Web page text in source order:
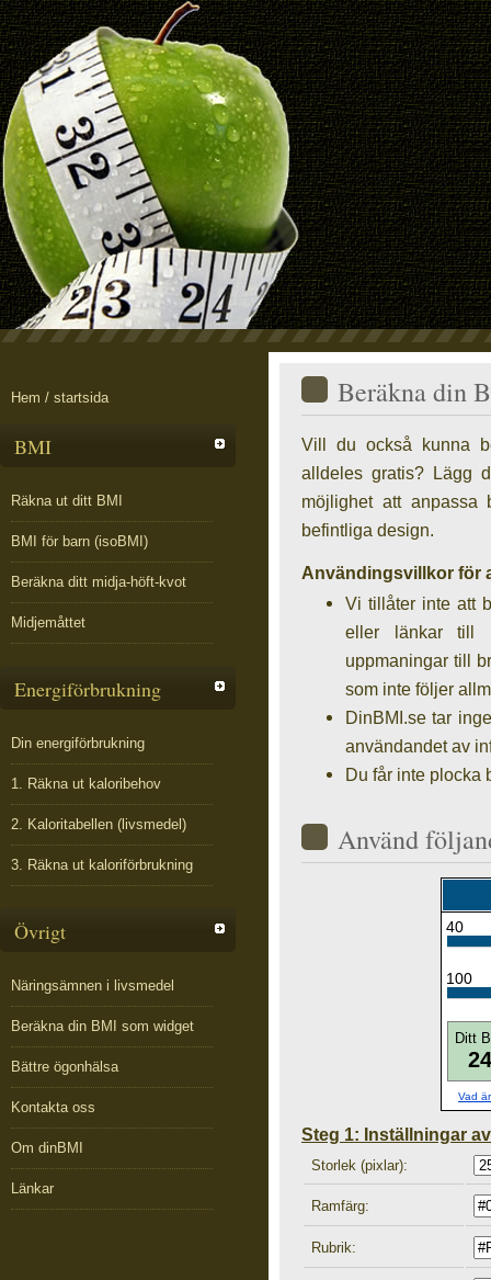
Hem / startsida
BMI
Räkna ut ditt BMI
BMI för barn (isoBMI)
Beräkna ditt midja-höft-kvot
Midjemåttet
Energiförbrukning
Din energiförbrukning
1. Räkna ut kaloribehov
2. Kaloritabellen (livsmedel)
3. Räkna ut kaloriförbrukning
Övrigt
Näringsämnen i livsmedel
Beräkna din BMI som widget
Bättre ögonhälsa
Kontakta oss
Om dinBMI
Länkar
Beräkna din
Vill du också kunna
alldeles gratis? Lägg
möjlighet att
befintliga design.
Användingsvillkor för
Vi tillåter inte att
eller länkar till
uppmaningar till
som inte följer
DinBMI.se tar
användandet av
Du får inte plocka
Använd
40
100
Ditt
Vad
Steg 1: Inställningar
Storlek (pixlar):
Ramfärg:
Rubrik: